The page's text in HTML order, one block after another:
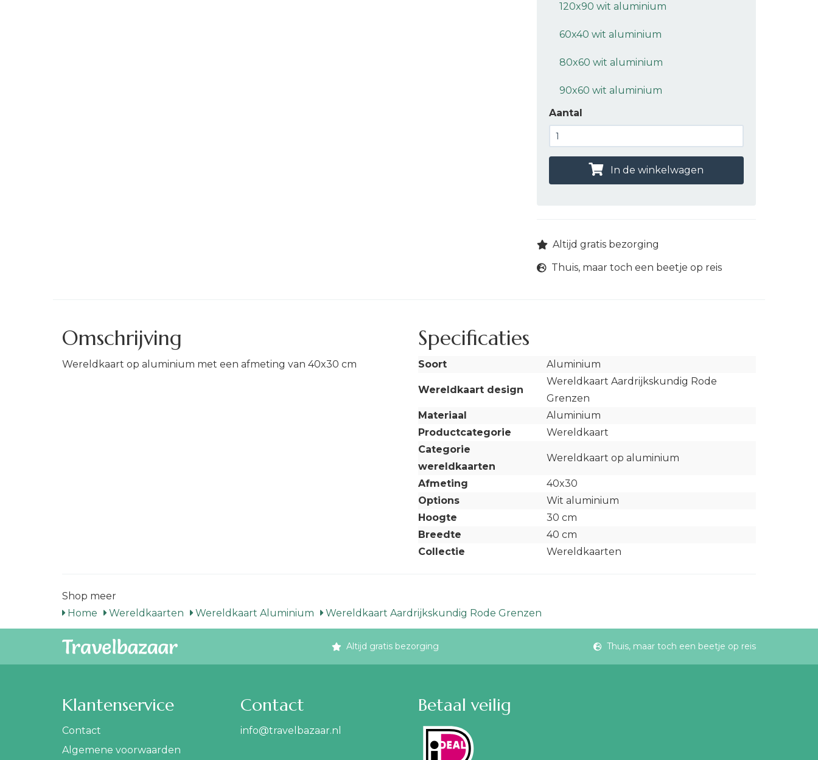
120x90 wit aluminium
60x40 wit aluminium
80x60 wit aluminium
90x60 wit aluminium
Aantal
In de winkelwagen
Altijd gratis bezorging
Thuis, maar toch een beetje op reis
Omschrijving
Wereldkaart op aluminium met een afmeting van 40x30 cm
Specificaties
Soort Aluminium
Wereldkaart design
Wereldkaart Aardrijkskundig Rode
Grenzen
Materiaal
Aluminium
Productcategorie
Wereldkaart
Categorie
wereldkaarten
Wereldkaart op aluminium
Afmeting
40x30
Options
Wit aluminium
Hoogte
30 cm
Breedte
40 cm
Collectie
Wereldkaarten
Shop meer
Home
Wereldkaarten Wereldkaart Aluminium Wereldkaart Aardrijkskundig Rode Grenzen
Altijd gratis bezorging Thuis, maar toch een beetje op reis
Klantenservice
Contact
Algemene voorwaarden
Contact
info@travelbazaar.nl
Betaal veilig